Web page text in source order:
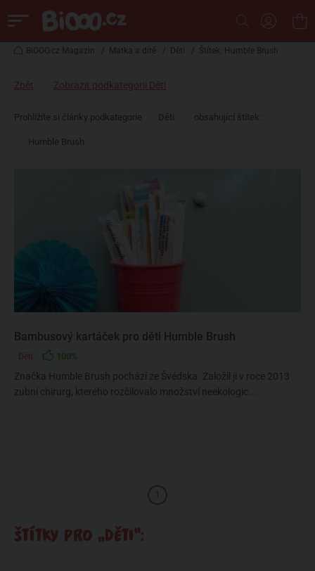
BiOOO.cz Magazin / Matka a dítě / Děti / Štítek: Humble Brush
Zpět Zobrazit podkategorii Děti
Prohlížíte si články podkategorie Děti obsahující štítek:
Humble Brush
Bambusový kartáček pro děti Humble Brush
Děti 100%
Značka Humble Brush pochází ze Švédska. Založil ji v roce 2013
zubní chirurg, kterého rozčilovalo množství neekologic...
1
ŠTÍTKY PRO „DĚTI“: